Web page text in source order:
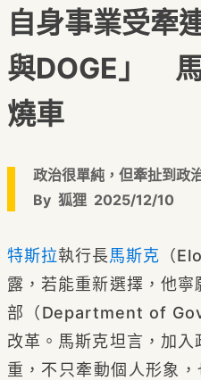
自身事業受牽
與DOGE」
燒車
政治很單純，但牽扯到政
By 狐狸 2025/12/10
特斯拉執行長馬斯克 （
露，若能重新選擇，他
部（Department of
改革。馬斯克坦言，加
重，不只牽動個人形象